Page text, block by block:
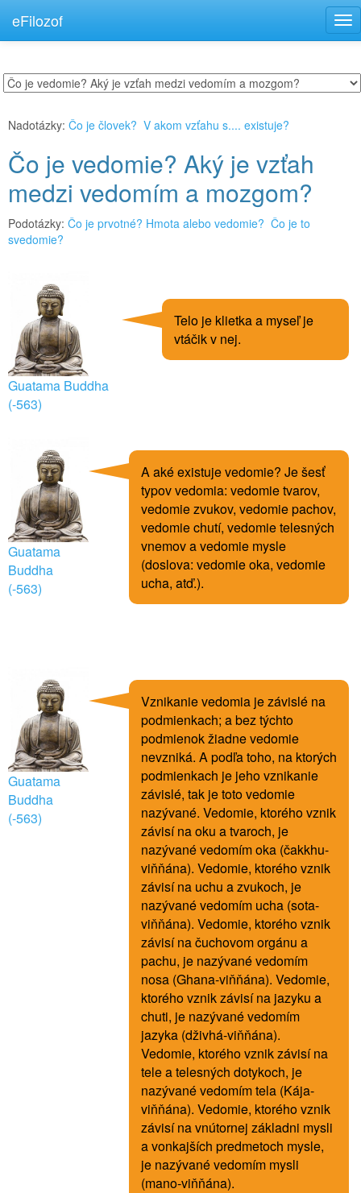
eFilozof
Nadotázky: Čo je človek? V akom vzťahu s.... existuje?
Čo je vedomie? Aký je vzťah
medzi vedomím a mozgom?
Podotázky: Čo je prvotné? Hmota alebo vedomie? Čo je to
svedomie?
Guatama Buddha
(-563)
Telo je klietka a myseľ je
vtáčik v nej.
Guatama
Buddha
(-563)
A aké existuje vedomie? Je šesť
typov vedomia: vedomie tvarov,
vedomie zvukov, vedomie pachov,
vedomie chutí, vedomie telesných
vnemov a vedomie mysle
(doslova: vedomie oka, vedomie
ucha, atď.).
Guatama
Buddha
(-563)
Vznikanie vedomia je závislé na
podmienkach; a bez týchto
podmienok žiadne vedomie
nevzniká. A podľa toho, na ktorých
podmienkach je jeho vznikanie
závislé, tak je toto vedomie
nazývané. Vedomie, ktorého vznik
závisí na oku a tvaroch, je
nazývané vedomím oka (čakkhu-
viňňána). Vedomie, ktorého vznik
závisí na uchu a zvukoch, je
nazývané vedomím ucha (sota-
viňňána). Vedomie, ktorého vznik
závisí na čuchovom orgánu a
pachu, je nazývané vedomím
nosa (Ghana-viňňána). Vedomie,
ktorého vznik závisí na jazyku a
chuti, je nazývané vedomím
jazyka (dživhá-viňňána).
Vedomie, ktorého vznik závisí na
tele a telesných dotykoch, je
nazývané vedomím tela (Kája-
viňňána). Vedomie, ktorého vznik
závisí na vnútornej základni mysli
a vonkajších predmetoch mysle,
je nazývané vedomím mysli
(mano-viňňána).